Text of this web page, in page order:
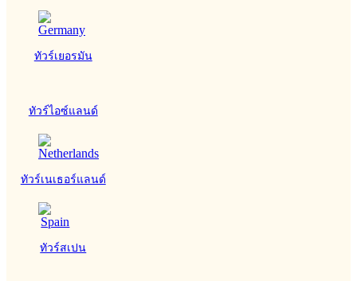
ทัวร์เยอรมัน
ทัวร์ไอซ์แลนด์
ทัวร์เนเธอร์แลนด์
ทัวร์สเปน